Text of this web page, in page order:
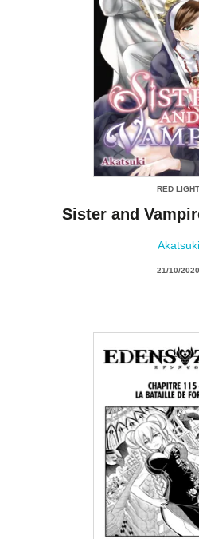
RED LIGHT
Sister and
Akatsuki
21/10/2020